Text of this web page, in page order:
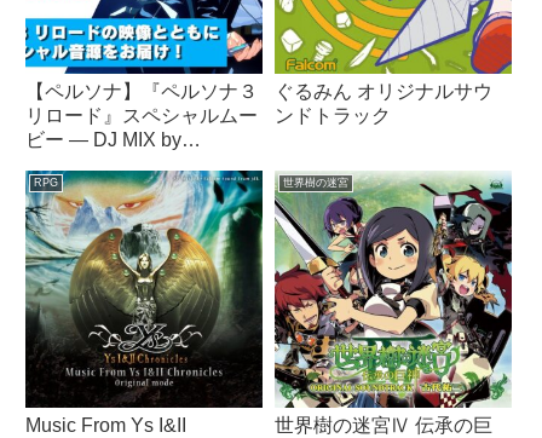
【ペルソナ】『ペルソナ３
リロード』スペシャルムー
ビー ― DJ MIX by
ぐるみん オリジナルサウ
ンドトラック
RPG
Music From Ys I&II
世界樹の迷宮
世界樹の迷宮Ⅳ 伝承の巨